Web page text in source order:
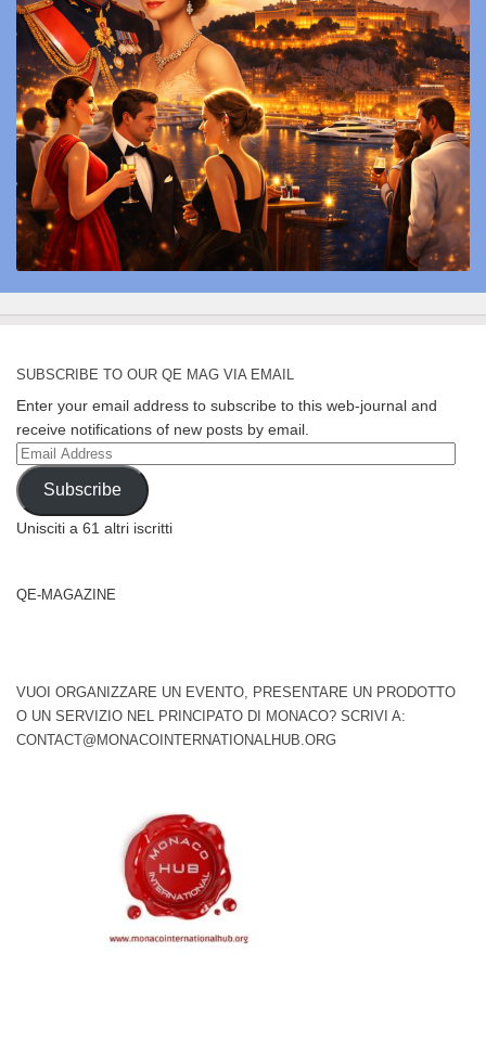
SUBSCRIBE TO OUR QE MAG VIA EMAIL
Enter your email address to subscribe to this web-journal and
receive notifications of new posts by email.
Email
Address
Subscribe
Unisciti a 61 altri iscritti
QE-MAGAZINE
VUOI ORGANIZZARE UN EVENTO, PRESENTARE UN PRODOTTO
O UN SERVIZIO NEL PRINCIPATO DI MONACO? SCRIVI A:
CONTACT@MONACOINTERNATIONALHUB.ORG